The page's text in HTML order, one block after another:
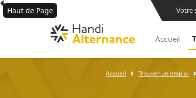
Votre
Accueil
Accueil Trouver un emploi
Haut de Page